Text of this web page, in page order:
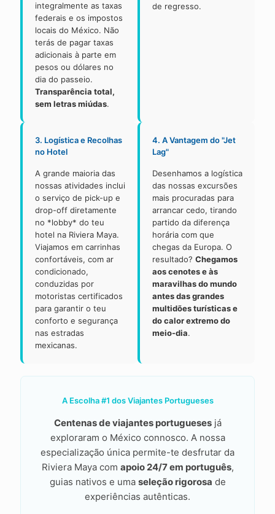
integralmente as taxas
federais e os impostos
locais do México. Não
terás de pagar taxas
adicionais à parte em
pesos ou dólares no
dia do passeio.
Transparência total,
sem letras miúdas.
de regresso.
3. Logística e Recolhas
no Hotel
A grande maioria das
nossas atividades inclui
o serviço de pick-up e
drop-off diretamente
no *lobby* do teu
hotel na Riviera Maya.
Viajamos em carrinhas
confortáveis, com ar
condicionado,
conduzidas por
motoristas certificados
para garantir o teu
conforto e segurança
nas estradas
mexicanas.
4. A Vantagem do "Jet
Lag"
Desenhamos a logística
das nossas excursões
mais procuradas para
arrancar cedo, tirando
partido da diferença
horária com que
chegas da Europa. O
resultado? Chegamos
aos cenotes e às
maravilhas do mundo
antes das grandes
multidões turísticas e
do calor extremo do
meio-dia.
A Escolha #1 dos Viajantes Portugueses
Centenas de viajantes portuguesesjá
exploraram o México connosco. A nossa
especialização única permite-te desfrutar da
Riviera Maya com apoio 24/7 em português,
guias nativos e uma seleção rigorosa de
experiências autênticas.